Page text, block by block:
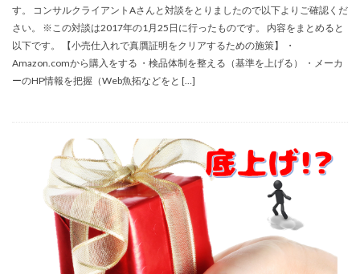
す。 コンサルクライアントAさんと対談をとりましたので以下よりご確認くだ
さい。 ※この対談は2017年の1月25日に行ったものです。 内容をまとめると
以下です。 【小売仕入れで真贋証明をクリアするための施策】 ・
Amazon.comから購入をする ・検品体制を整える（基準を上げる） ・メーカ
ーのHP情報を把握（Web魚拓などをと […]